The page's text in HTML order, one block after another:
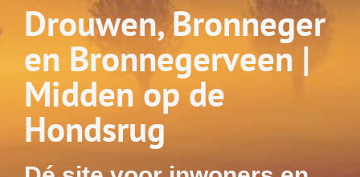
Drouwen, Bronneger
en Bronnegerveen |
Midden op de
Hondsrug